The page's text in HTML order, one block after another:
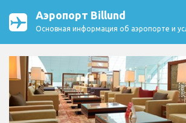
Аэропорт Billund
Основная информация об аэропорте и